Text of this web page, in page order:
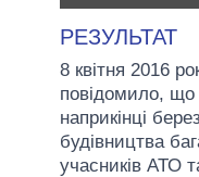
РЕЗУЛЬТАТ
8 квітня 2016
повідомило, що
наприкінці
будівництва
учасників АТО